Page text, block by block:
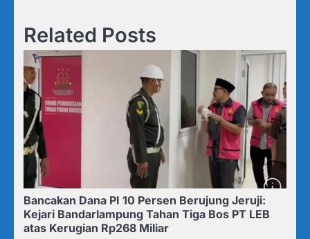
Related Posts
Bancakan Dana PI 10 Persen Berujung Jeruji:
Kejari Bandarlampung Tahan Tiga Bos PT LEB
atas Kerugian Rp268 Miliar